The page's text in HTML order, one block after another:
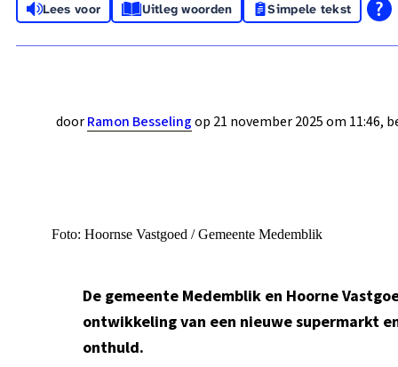
Lees voor Uitleg woorden Simpele tekst
doorRamon Besselingop 21 november 2025 om 11:46,
Foto: Hoornse Vastgoed / Gemeente Medemblik
De gemeente Medemblik en Hoorne
ontwikkeling van een nieuwe supermarkt
onthuld.